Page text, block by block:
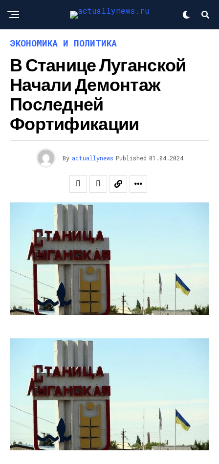
ЭКОНОМИКА И ПОЛИТИКА
В Станице Луганской
Начали Демонтаж
Последней
Фортификации
By actuallynews Published 01.04.2024